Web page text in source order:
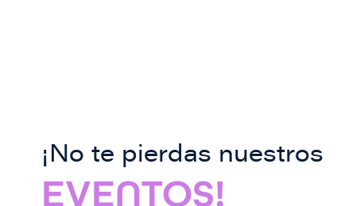
¡No te pierdas nuestros
EVENTOS!